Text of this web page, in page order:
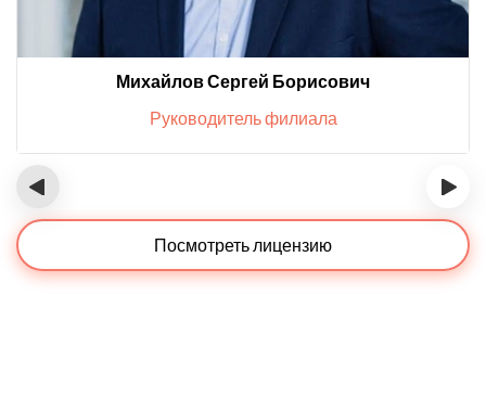
Михайлов Сергей Борисович
Руководитель филиала
‹ ›
Посмотреть лицензию